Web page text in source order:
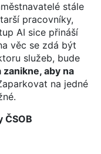
stále
pracovníky,
AI sice přináší
věc se zdá být
služeb, bude
zanikne, aby na
na jedné
ČSOB